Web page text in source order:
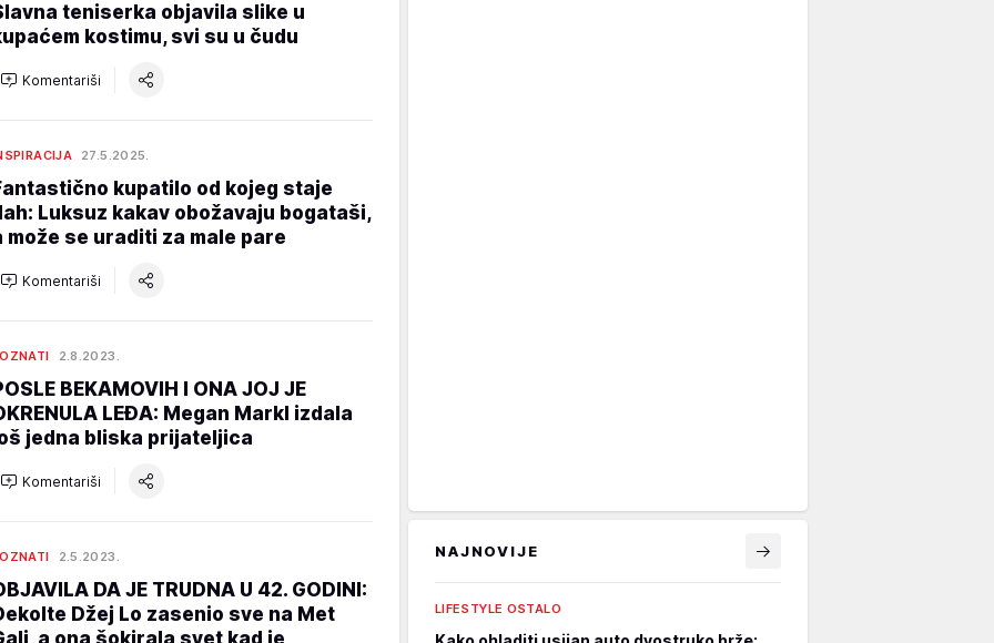
teniserka objavila slike u
kostimu, svi su u čudu
Komentariši
27.5.2025.
kupatilo od kojeg staje
Luksuz kakav obožavaju bogataši,
može se uraditi za male pare
Komentariši
2.8.2023.
BEKAMOVIH I ONA JOJ JE
LEĐA: Megan Markl izdala
jedna bliska prijateljica
Komentariši
2.5.2023.
DA JE TRUDNA U 42. GODINI:
Džej Lo zasenio sve na Met
a ona šokirala svet kad je
NAJNOVIJE
LIFESTYLE OSTALO